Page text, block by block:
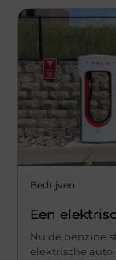
Bedrijven
Een
Nu de benzine
elektrische auto